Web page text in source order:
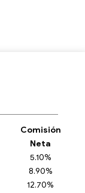
Comisión
Neta
5.10%
8.90%
12.70%